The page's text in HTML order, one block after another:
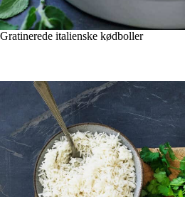
Gratinerede italienske kødboller